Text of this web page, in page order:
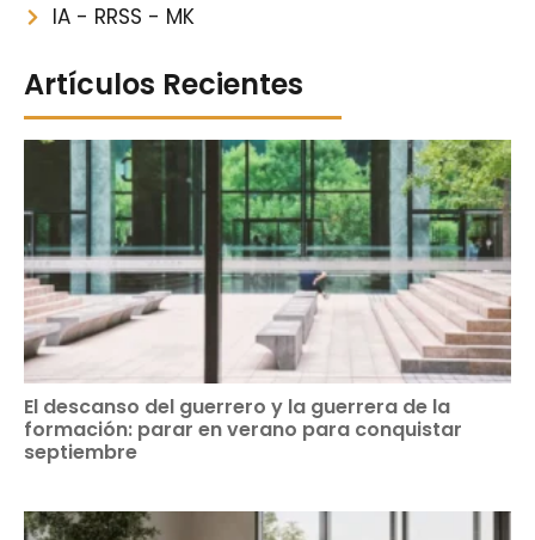
Artículos Recientes
El descanso del guerrero y la guerrera de la
formación: parar en verano para conquistar
septiembre
IA - RRSS - MK